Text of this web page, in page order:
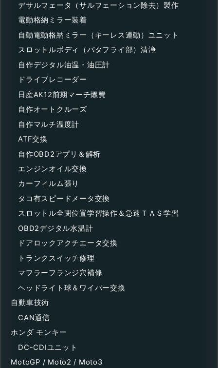
デサルフェータ（サルフェーション除去）製作
電動格納ミラー装着
自動電動格納ミラー（キーレス連動）ユニット
スロットルボディ（バタフライ部）清浄
自作デジタル油温・油圧計
ドライブレコーダー
日産AK12前期マーチ燃費
自作オートクルーズ
自作マルチ温度計
ATF交換
自作OBD2アプリ＆解析
エンジンオイル交換
カーフィルム張り
タコ有スピードメータ交換
スロットル全閉位置学習操作＆急速ＴＡＳ学習
OBD2デジタル水温計
ドアロックアクチエータ交換
トランクスイッチ修理
マフラーフランジ穴補修
ヘッドライト球＆ワイパー交換
自動車技術
CAN通信
ホンダ モンキー
DC-CDIユニット
MotoGP / Moto2 / Moto3